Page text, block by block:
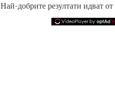
Най-добрите резултати идват